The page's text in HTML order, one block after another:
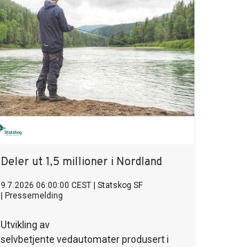
Deler ut 1,5 millioner i Nordland
9.7.2026 06:00:00 CEST
Statskog SF
Pressemelding
Utvikling av
selvbetjente vedautomater produsert i